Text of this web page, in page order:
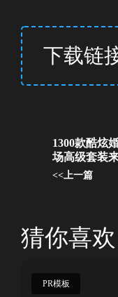
下载链
1300款酷炫
场高级套装
<<上一篇
猜你喜欢
PR模板